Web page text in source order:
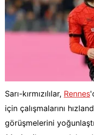
Sarı-kırmızılılar, Rennes
için çalışmalarını
görüşmelerini